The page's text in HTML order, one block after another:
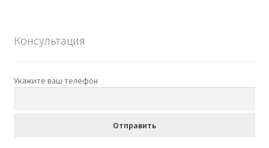
Консультация
Укажите ваш телефон